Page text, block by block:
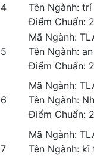
4
Tên Ngành:
Điểm Chuẩn:
5
Mã Ngành:
Tên Ngành:
Điểm Chuẩn:
6
Mã Ngành:
Tên Ngành:
Điểm Chuẩn:
7
Mã Ngành:
Tên Ngành: